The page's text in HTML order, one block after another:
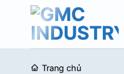
Trang chủ